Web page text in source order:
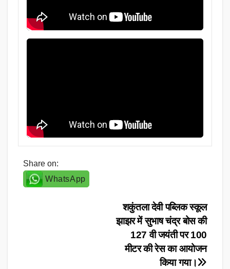
Share on:
WhatsApp
शकुंतला देवी पब्लिक स्कूल
झाझर में सुभाष चंद्र बोस की
127 वी जयंती पर 100
मीटर की रेस का आयोजन
किया गया।